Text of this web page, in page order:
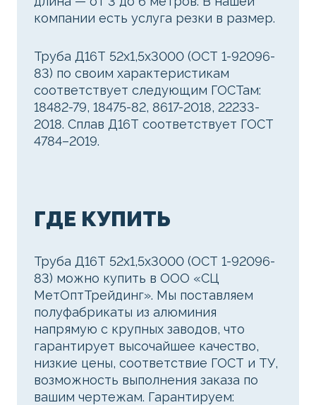
компании есть услуга резки в размер.
Труба Д16Т 52х1,5х3000 (ОСТ 1-92096-
83) по своим характеристикам
соответствует следующим ГОСТам:
18482-79, 18475-82, 8617-2018, 22233-
2018. Сплав Д16Т соответствует ГОСТ
4784–2019.
ГДЕ КУПИТЬ
Труба Д16Т 52х1,5х3000 (ОСТ 1-92096-
83) можно купить в ООО «СЦ
МетОптТрейдинг». Мы поставляем
полуфабрикаты из алюминия
напрямую с крупных заводов, что
гарантирует высочайшее качество,
низкие цены, соответствие ГОСТ и ТУ,
возможность выполнения заказа по
вашим чертежам. Гарантируем: